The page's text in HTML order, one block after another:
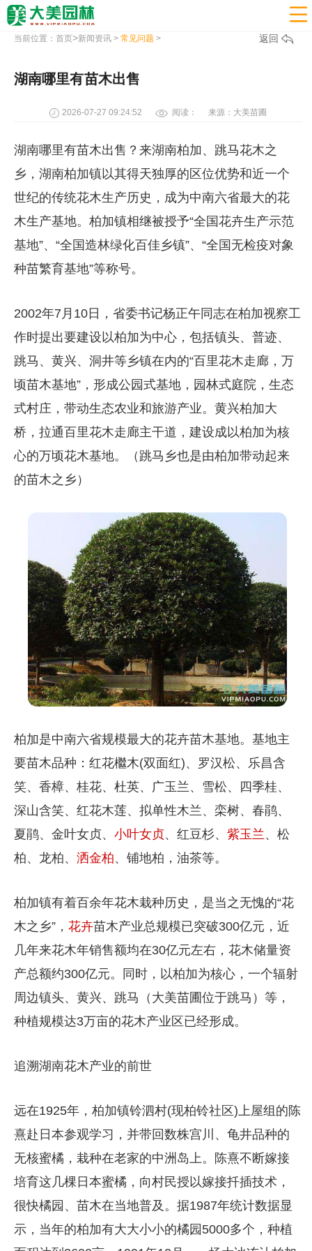

当前位置： 首页>新闻资讯> 常见问题 > 返回
湖南哪里有苗木出售
2026-07-27 09:24:52 阅读： 来源：大美苗圃
湖南哪里有苗木出售？来湖南柏加、跳马花木之
乡，湖南柏加镇以其得天独厚的区位优势和近一个
世纪的传统花木生产历史，成为中南六省最大的花
木生产基地。柏加镇相继被授予“全国花卉生产示范
基地”、“全国造林绿化百佳乡镇”、“全国无检疫对象
种苗繁育基地”等称号。
2002年7月10日，省委书记杨正午同志在柏加视察工
作时提出要建设以柏加为中心，包括镇头、普迹、
跳马、黄兴、洞井等乡镇在内的“百里花木走廊，万
顷苗木基地”，形成公园式基地，园林式庭院，生态
式村庄，带动生态农业和旅游产业。黄兴柏加大
桥，拉通百里花木走廊主干道，建设成以柏加为核
心的万顷花木基地。（跳马乡也是由柏加带动起来
的苗木之乡）
柏加是中南六省规模最大的花卉苗木基地。基地主
要苗木品种：红花檵木(双面红)、罗汉松、乐昌含
笑、香樟、桂花、杜英、广玉兰、雪松、四季桂、
深山含笑、红花木莲、拟单性木兰、栾树、春鹃、
夏鹃、金叶女贞、 小叶女贞、红豆杉、 紫玉兰、松
柏、龙柏、 洒金柏、铺地柏，油茶等。
柏加镇有着百余年花木栽种历史，是当之无愧的“花
木之乡”， 花卉苗木产业总规模已突破300亿元，近
几年来花木年销售额均在30亿元左右，花木储量资
产总额约300亿元。同时，以柏加为核心，一个辐射
周边镇头、黄兴、跳马（大美苗圃位于跳马）等，
种植规模达3万亩的花木产业区已经形成。
追溯湖南花木产业的前世
远在1925年，柏加镇铃泗村(现柏铃社区)上屋组的陈
熹赴日本参观学习，并带回数株宫川、龟井品种的
无核蜜橘，栽种在老家的中洲岛上。陈熹不断嫁接
培育这几棵日本蜜橘，向村民授以嫁接扦插技术，
很快橘园、苗木在当地普及。据1987年统计数据显
示，当年的柏加有大大小小的橘园5000多个，种植